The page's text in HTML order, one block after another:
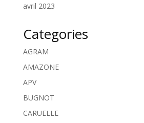
avril 2023
Categories
AGRAM
AMAZONE
APV
BUGNOT
CARUELLE